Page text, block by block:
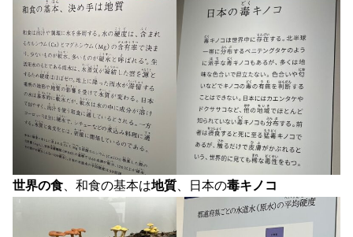
世界の食 、和食の基本は地質 、日本の毒キノコ